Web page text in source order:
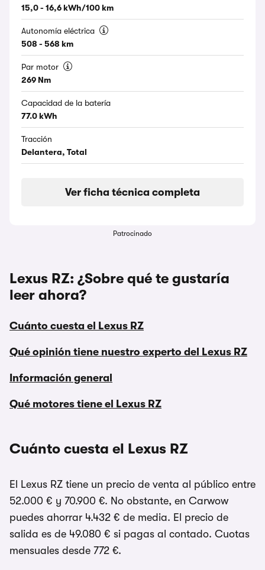
15,0 - 16,6 kWh/100 km
Autonomía eléctrica
508 - 568 km
Par motor
269 Nm
Capacidad de la batería
77.0 kWh
Tracción
Delantera, Total
Ver ficha técnica completa
Patrocinado
Lexus RZ: ¿Sobre qué te gustaría
leer ahora?
Cuánto cuesta el Lexus RZ
Qué opinión tiene nuestro experto del Lexus RZ
Información general
Qué motores tiene el Lexus RZ
Cuánto cuesta el Lexus RZ
El Lexus RZ tiene un precio de venta al público entre
52.000 € y 70.900 €. No obstante, en Carwow
puedes ahorrar 4.432 € de media. El precio de
salida es de 49.080 € si pagas al contado. Cuotas
mensuales desde 772 €.